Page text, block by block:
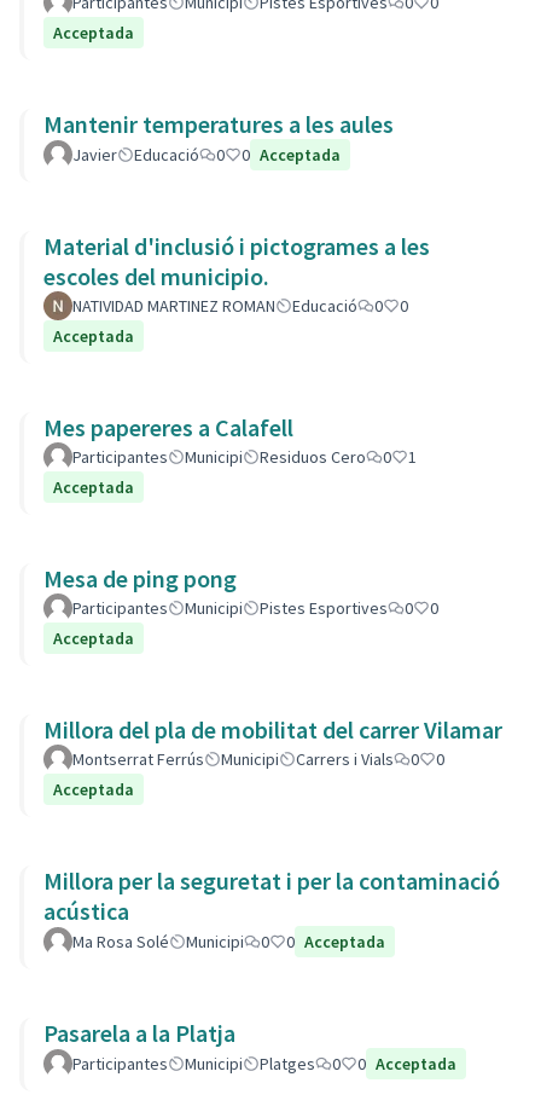
Acceptada
Mantenir temperatures a les aules
Javier Educació 0 0 Acceptada
Material d'inclusió i pictogrames a les
escoles del municipio.
NATIVIDAD MARTINEZ ROMAN Educació 0
0
Acceptada
Mes papereres a Calafell
Participantes Municipi Residuos Cero 0
1
Acceptada
Mesa de ping pong
Participantes Municipi Pistes Esportives 0
0
Acceptada
Millora del pla de mobilitat del carrer Vilamar
Montserrat Ferrús Municipi Carrers i Vials 0
0
Acceptada
Millora per la seguretat i per la contaminació
acústica
Ma Rosa Solé Municipi 0 0 Acceptada
Pasarela a la Platja
Participantes Municipi Platges 0 0 Acceptada